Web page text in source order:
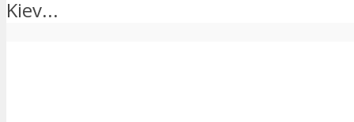
Kiev...